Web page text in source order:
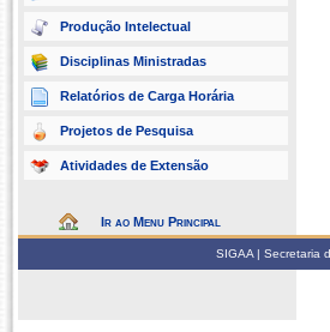
Produção Intelectual
Disciplinas Ministradas
Relatórios de Carga Horária
Projetos de Pesquisa
Atividades de Extensão
Ir ao Menu Principal
SIGAA | Secretaria